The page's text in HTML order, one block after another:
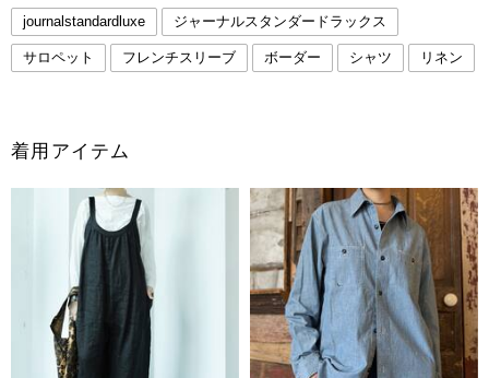
journalstandardluxe ジャーナルスタンダードラックス
サロペット フレンチスリーブ ボーダー シャツ リネン
着用アイテム